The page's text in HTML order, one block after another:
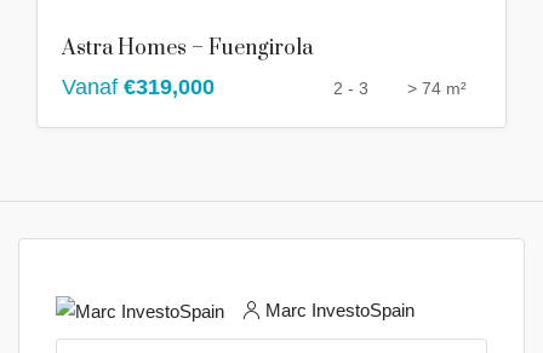
Astra Homes – Fuengirola
Vanaf €319,000 2 - 3 > 74 m²
Marc InvestoSpain